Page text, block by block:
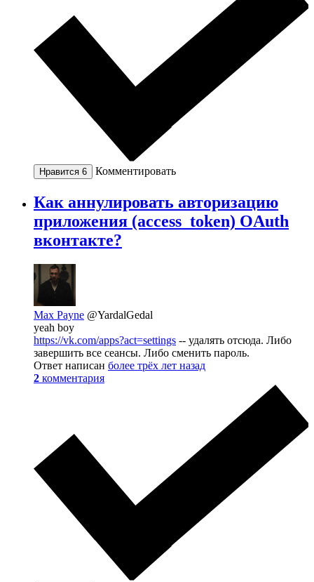
Нравится 6 Комментировать
Как аннулировать авторизацию
приложения (access_token) OAuth
вконтакте?
Max Payne @YardalGedal
yeah boy
https://vk.com/apps?act=settings -- удалять отсюда. Либо
завершить все сеансы. Либо сменить пароль.
Ответ написан более трёх лет назад
2 комментария